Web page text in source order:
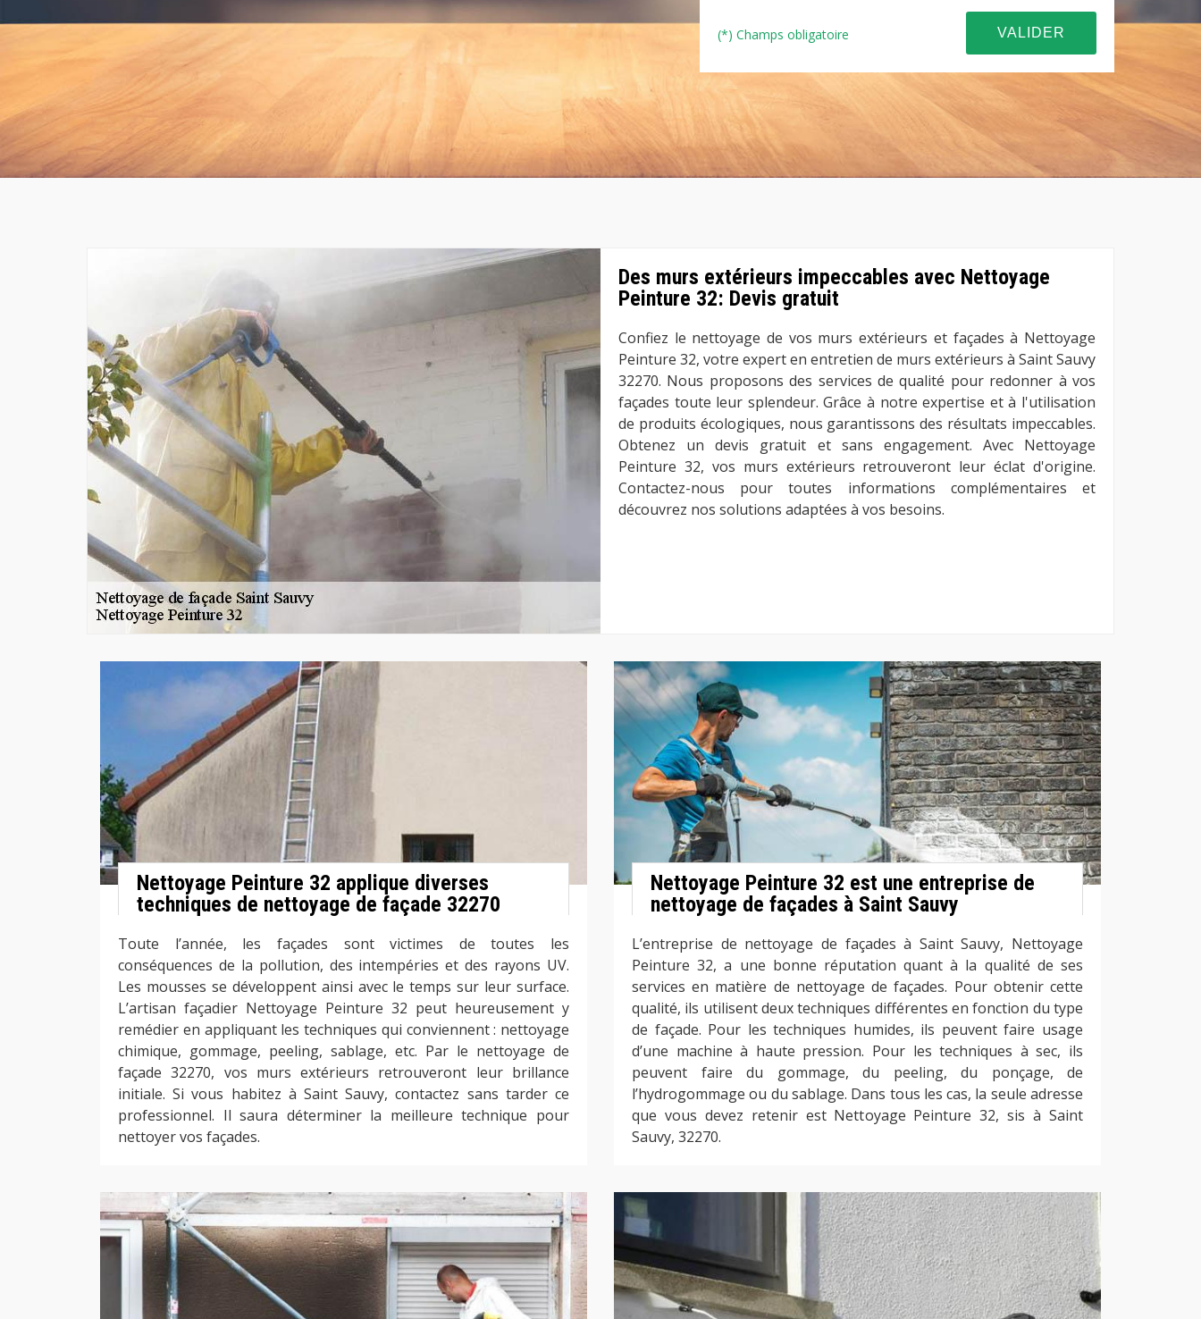
(*) Champs obligatoire
Des murs extérieurs impeccables avec Nettoyage
Peinture 32: Devis gratuit
Confiez le nettoyage de vos murs extérieurs et façades à Nettoyage
Peinture 32, votre expert en entretien de murs extérieurs à Saint Sauvy
32270. Nous proposons des services de qualité pour redonner à vos
façades toute leur splendeur. Grâce à notre expertise et à l'utilisation
de produits écologiques, nous garantissons des résultats impeccables.
Obtenez un devis gratuit et sans engagement. Avec Nettoyage
Peinture 32, vos murs extérieurs retrouveront leur éclat d'origine.
Contactez-nous pour toutes informations complémentaires et
découvrez nos solutions adaptées à vos besoins.
Nettoyage Peinture 32 applique diverses
techniques de nettoyage de façade 32270
Toute l’année, les façades sont victimes de toutes les
conséquences de la pollution, des intempéries et des rayons UV.
Les mousses se développent ainsi avec le temps sur leur surface.
L’artisan façadier Nettoyage Peinture 32 peut heureusement y
remédier en appliquant les techniques qui conviennent : nettoyage
chimique, gommage, peeling, sablage, etc. Par le nettoyage de
façade 32270, vos murs extérieurs retrouveront leur brillance
initiale. Si vous habitez à Saint Sauvy, contactez sans tarder ce
professionnel. Il saura déterminer la meilleure technique pour
nettoyer vos façades.
Nettoyage Peinture 32 est une entreprise de
nettoyage de façades à Saint Sauvy
L’entreprise de nettoyage de façades à Saint Sauvy, Nettoyage
Peinture 32, a une bonne réputation quant à la qualité de ses
services en matière de nettoyage de façades. Pour obtenir cette
qualité, ils utilisent deux techniques différentes en fonction du type
de façade. Pour les techniques humides, ils peuvent faire usage
d’une machine à haute pression. Pour les techniques à sec, ils
peuvent faire du gommage, du peeling, du ponçage, de
l’hydrogommage ou du sablage. Dans tous les cas, la seule adresse
que vous devez retenir est Nettoyage Peinture 32, sis à Saint
Sauvy, 32270.